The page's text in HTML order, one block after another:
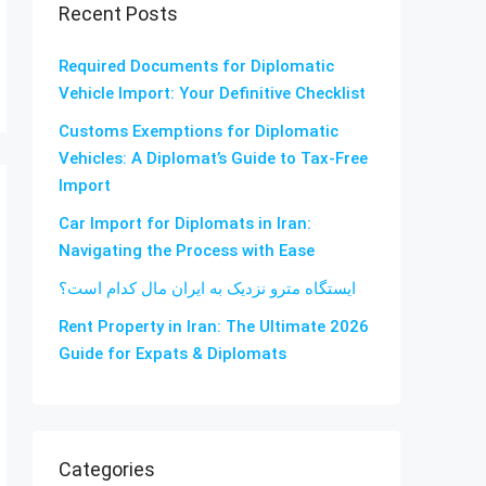
Recent Posts
Required Documents for Diplomatic
Vehicle Import: Your Definitive Checklist
Customs Exemptions for Diplomatic
Vehicles: A Diplomat’s Guide to Tax-Free
Import
Car Import for Diplomats in Iran:
Navigating the Process with Ease
ایستگاه مترو نزدیک به ایران مال کدام است؟
Rent Property in Iran: The Ultimate 2026
Guide for Expats & Diplomats
Categories